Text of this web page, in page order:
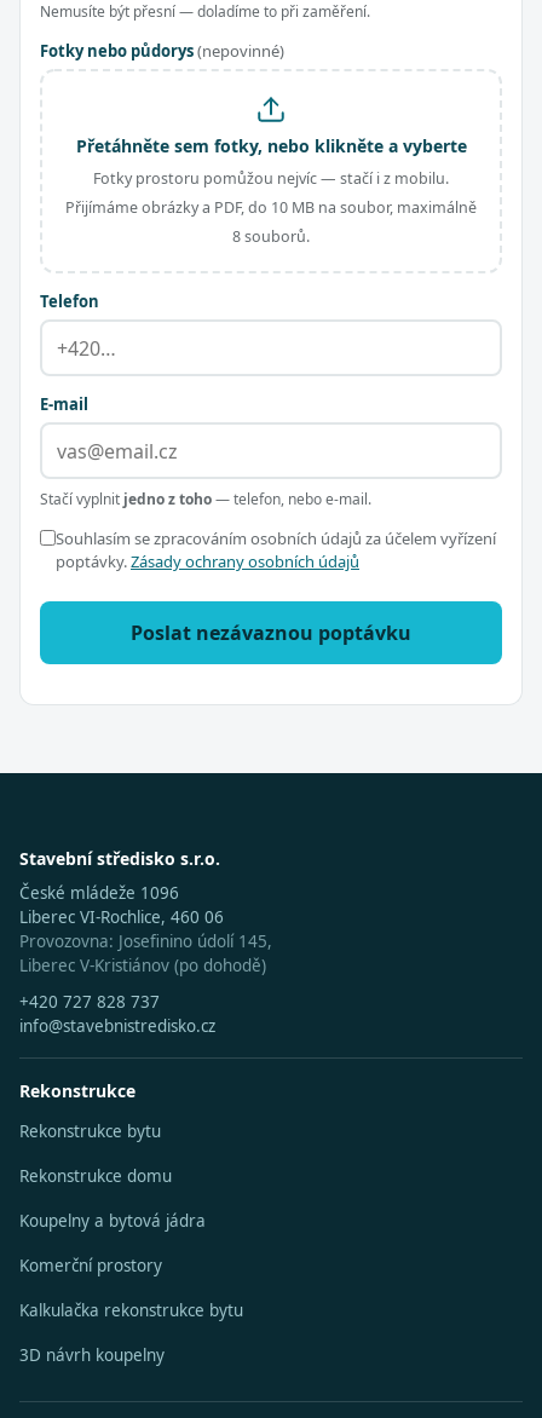
Nemusíte být přesní — doladíme to při zaměření.
Fotky nebo půdorys(nepovinné)
Přetáhněte sem fotky, nebo klikněte a vyberte
Fotky prostoru pomůžou nejvíc — stačí i z mobilu.
Přijímáme obrázky a PDF, do 10 MB na soubor, maximálně
8 souborů.
Telefon
E-mail
Stačí vyplnit jedno z toho— telefon, nebo e-mail.
Souhlasím se zpracováním osobních údajů za účelem vyřízení
poptávky.Zásady ochrany osobních údajů
Poslat nezávaznou poptávku
Stavební středisko s.r.o.
České mládeže 1096
Liberec VI-Rochlice, 460 06
Provozovna: Josefinino údolí 145,
Liberec V-Kristiánov (po dohodě)
+420 727 828 737
info@stavebnistredisko.cz
Rekonstrukce
Rekonstrukce bytu
Rekonstrukce domu
Koupelny a bytová jádra
Komerční prostory
Kalkulačka rekonstrukce bytu
3D návrh koupelny